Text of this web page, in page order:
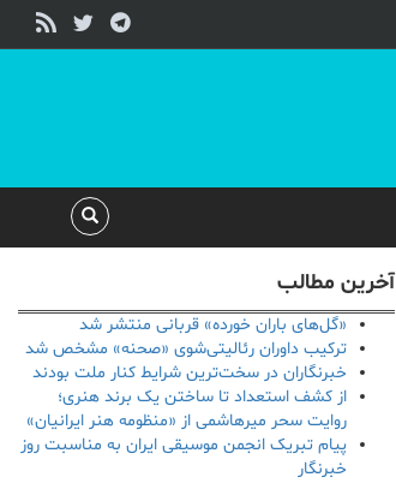
آخرین مطالب
«گل‌های باران خورده» قربانی منتشر شد
ترکیب داوران رئالیتی‌شوی «صحنه» مشخص شد
خبرنگاران در سخت‌ترین شرایط کنار ملت بودند
از کشف استعداد تا ساختن یک برند هنری؛
روایت سحر میرهاشمی از «منظومه هنر ایرانیان»
پیام تبریک انجمن موسیقی ایران به مناسبت روز
خبرنگار